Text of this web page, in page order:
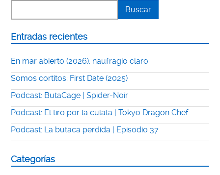
Entradas recientes
En mar abierto (2026): naufragio claro
Somos cortitos: First Date (2025)
Podcast: ButaCage | Spider-Noir
Podcast: El tiro por la culata | Tokyo Dragon Chef
Podcast: La butaca perdida | Episodio 37
Categorías